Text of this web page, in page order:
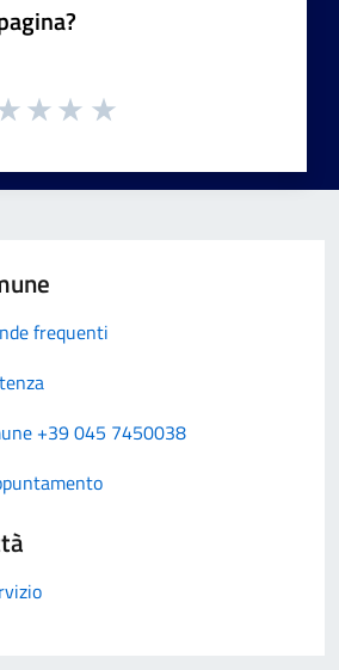
frequenti
+39 045 7450038